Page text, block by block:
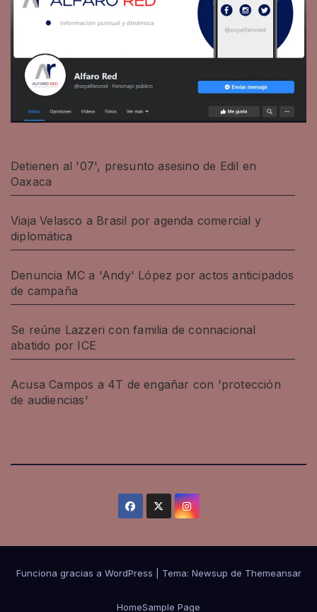
Detienen al '07', presunto asesino de Edil en
Oaxaca
Viaja Velasco a Brasil por agenda comercial y
diplomática
Denuncia MC a 'Andy' López por actos anticipados
de campaña
Se reúne Lazzeri con familia de connacional
abatido por ICE
Acusa Campos a 4T de engañar con 'protección
de audiencias'
Funciona gracias a WordPress Tema: Newsup de Themeansar
HomeSample Page